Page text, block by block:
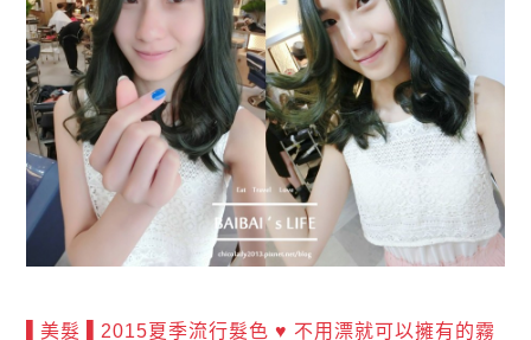
▌美髮 ▌2015夏季流行髮色 ♥ 不用漂就可以擁有的霧